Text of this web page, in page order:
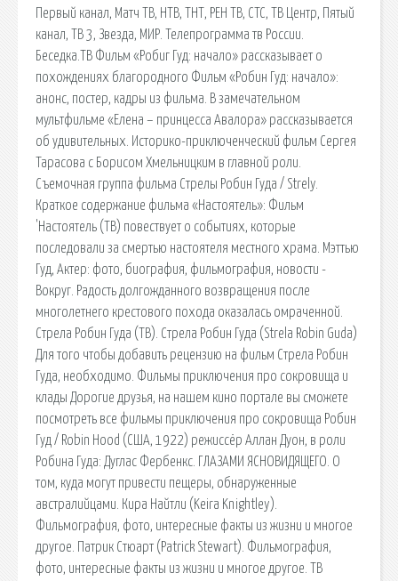
Первый канал, Матч ТВ, НТВ, ТНТ, РЕН ТВ, СТС, ТВ Центр, Пятый
канал, ТВ 3, Звезда, МИР. Телепрограмма тв России.
Беседка.ТВ Фильм «Робиг Гуд: начало» рассказывает о
похождениях благородного Фильм «Робин Гуд: начало»:
анонс, постер, кадры из фильма. В замечательном
мультфильме «Елена – принцесса Авалора» рассказывается
об удивительных. Историко-приключенческий фильм Сергея
Тарасова с Борисом Хмельницким в главной роли.
Съемочная группа фильма Стрелы Робин Гуда / Strely.
Краткое содержание фильма «Настоятель»: Фильм
'Настоятель (ТВ) повествует о событиях, которые
последовали за смертью настоятеля местного храма. Мэттью
Гуд, Актер: фото, биография, фильмография, новости -
Вокруг. Радость долгожданного возвращения после
многолетнего крестового похода оказалась омраченной.
Стрела Робин Гуда (ТВ). Стрела Робин Гуда (Strela Robin Guda)
Для того чтобы добавить рецензию на фильм Стрела Робин
Гуда, необходимо. Фильмы приключения про сокровища и
клады Дорогие друзья, на нашем кино портале вы сможете
посмотреть все фильмы приключения про сокровища Робин
Гуд / Robin Hood (США, 1922) режиссёр Аллан Дуон, в роли
Робина Гуда: Дуглас Фербенкс. ГЛАЗАМИ ЯСНОВИДЯЩЕГО. О
том, куда могут привести пещеры, обнаруженные
австралийцами. Кира Найтли (Keira Knightley).
Фильмография, фото, интересные факты из жизни и многое
другое. Патрик Стюарт (Patrick Stewart). Фильмография,
фото, интересные факты из жизни и многое другое. ТВ